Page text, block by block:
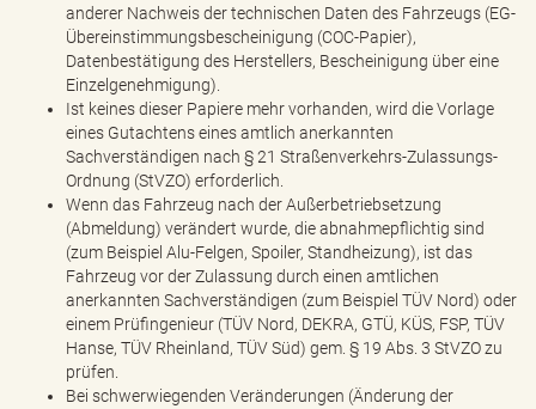
anderer Nachweis der technischen Daten des Fahrzeugs (EG-
Übereinstimmungsbescheinigung (COC-Papier),
Datenbestätigung des Herstellers, Bescheinigung über eine
Einzelgenehmigung).
Ist keines dieser Papiere mehr vorhanden, wird die Vorlage
eines Gutachtens eines amtlich anerkannten
Sachverständigen nach § 21 Straßenverkehrs-Zulassungs-
Ordnung (StVZO) erforderlich.
Wenn das Fahrzeug nach der Außerbetriebsetzung
(Abmeldung) verändert wurde, die abnahmepflichtig sind
(zum Beispiel Alu-Felgen, Spoiler, Standheizung), ist das
Fahrzeug vor der Zulassung durch einen amtlichen
anerkannten Sachverständigen (zum Beispiel TÜV Nord) oder
einem Prüfingenieur (TÜV Nord, DEKRA, GTÜ, KÜS, FSP, TÜV
Hanse, TÜV Rheinland, TÜV Süd) gem. § 19 Abs. 3 StVZO zu
prüfen.
Bei schwerwiegenden Veränderungen (Änderung der